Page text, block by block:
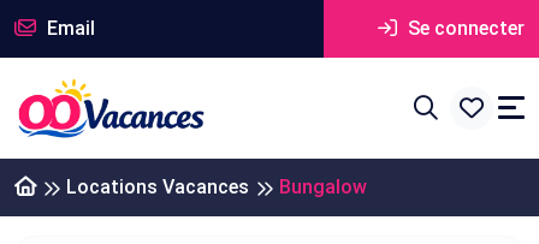
Email Se connecter
Locations Vacances Bungalow